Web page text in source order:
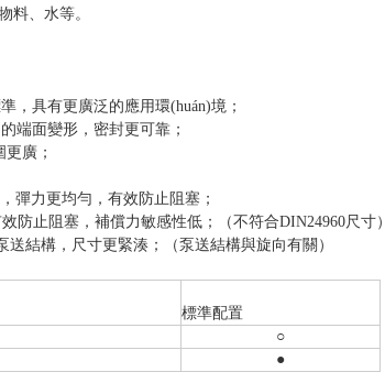
、水等。
，具有更廣泛的應用環(huán)境；
面變形，密封更可靠；
；
彈力更均勻，有效防止阻塞；
效防止阻塞，補償力敏感性低；（不符合DIN24960尺寸）
，尺寸更緊湊；（泵送結構與旋向有關）
標準配置
○
●